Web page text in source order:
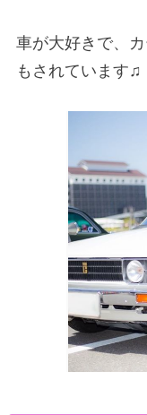
車が大好きで、
もされています♫